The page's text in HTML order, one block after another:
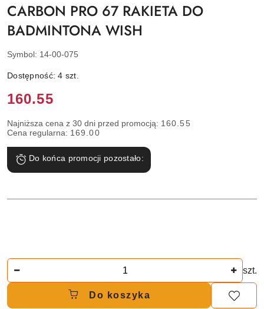
CARBON PRO 67 RAKIETA DO
BADMINTONA WISH
Symbol: 14-00-075
Dostępność:4 szt.
Cena:
160.55
Najniższa cena z 30 dni przed promocją: 160.55
Cena regularna: 169.00
Do końca promocji pozostało:
szt.
Do koszyka